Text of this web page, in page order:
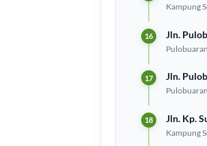
Kampung
Jln.
Pulobuaran
Jln.
Pulobuaran
Jln. Kp.
Kampung